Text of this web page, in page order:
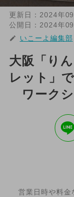
更新日： 2024年
公開日： 2024年
いこーよ編集部
大阪「り
レット」
ワークシ
営業日時や料金